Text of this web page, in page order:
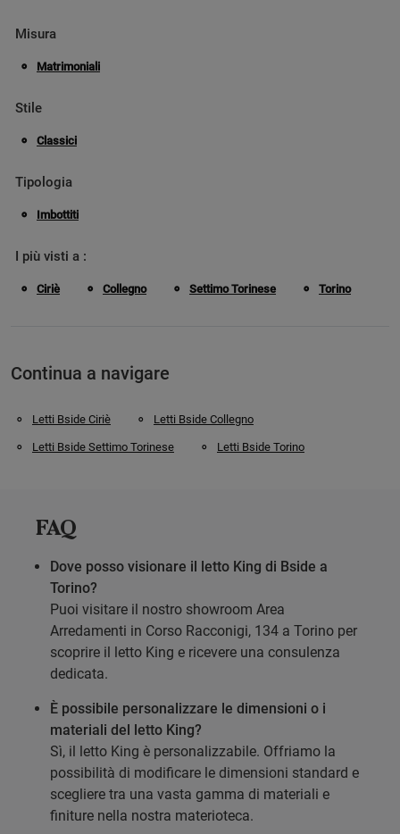
Misura
Matrimoniali
Stile
Classici
Tipologia
Imbottiti
I più visti a :
Ciriè Collegno Settimo Torinese Torino
Continua a navigare
Letti Bside Ciriè Letti Bside Collegno
Letti Bside Settimo Torinese Letti Bside Torino
FAQ
Dove posso visionare il letto King di Bside a
Torino?
Puoi visitare il nostro showroom Area
Arredamenti in Corso Racconigi, 134 a Torino per
scoprire il letto King e ricevere una consulenza
dedicata.
È possibile personalizzare le dimensioni o i
materiali del letto King?
Sì, il letto King è personalizzabile. Offriamo la
possibilità di modificare le dimensioni standard e
scegliere tra una vasta gamma di materiali e
finiture nella nostra materioteca.